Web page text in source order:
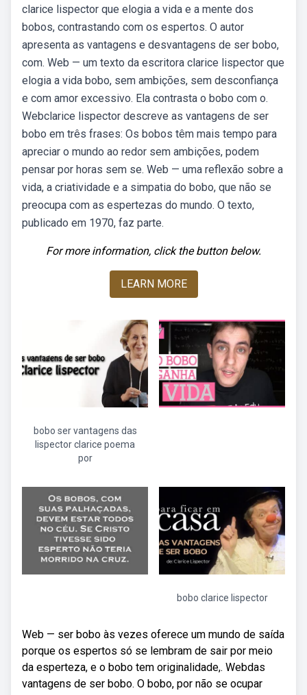
clarice lispector que elogia a vida e a mente dos
bobos, contrastando com os espertos. O autor
apresenta as vantagens e desvantagens de ser bobo,
com. Web — um texto da escritora clarice lispector que
elogia a vida bobo, sem ambições, sem desconfiança
e com amor excessivo. Ela contrasta o bobo com o.
Webclarice lispector descreve as vantagens de ser
bobo em três frases: Os bobos têm mais tempo para
apreciar o mundo ao redor sem ambições, podem
pensar por horas sem se. Web — uma reflexão sobre a
vida, a criatividade e a simpatia do bobo, que não se
preocupa com as espertezas do mundo. O texto,
publicado em 1970, faz parte.
For more information, click the button below.
LEARN MORE
bobo ser vantagens das
lispector clarice poema
por
bobo clarice lispector
Web — ser bobo às vezes oferece um mundo de saída
porque os espertos só se lembram de sair por meio
da esperteza, e o bobo tem originalidade,. Webdas
vantagens de ser bobo. O bobo, por não se ocupar